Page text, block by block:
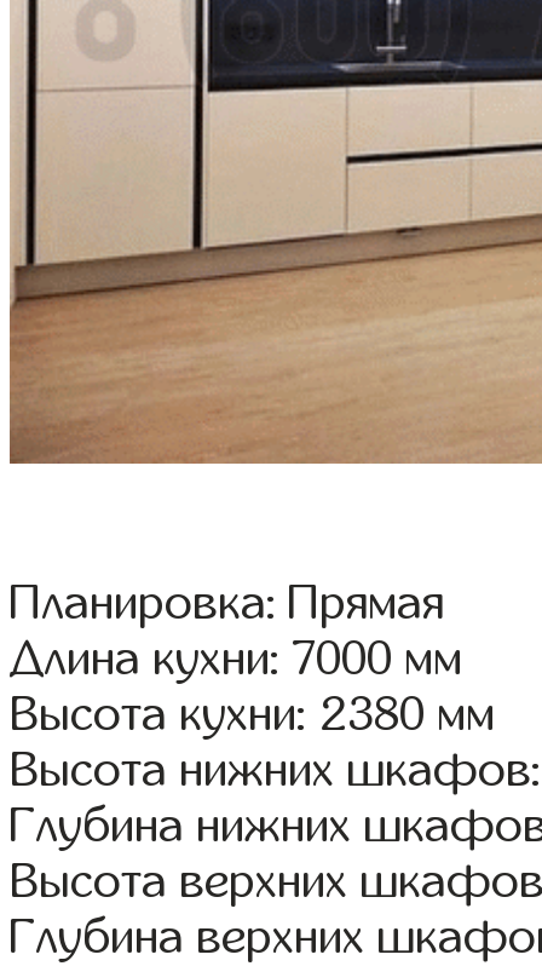
Планировка: Прямая
Длина кухни: 7000 мм
Высота кухни: 2380 мм
Высота нижних
Глубина нижних
Высота верхних
Глубина верхних